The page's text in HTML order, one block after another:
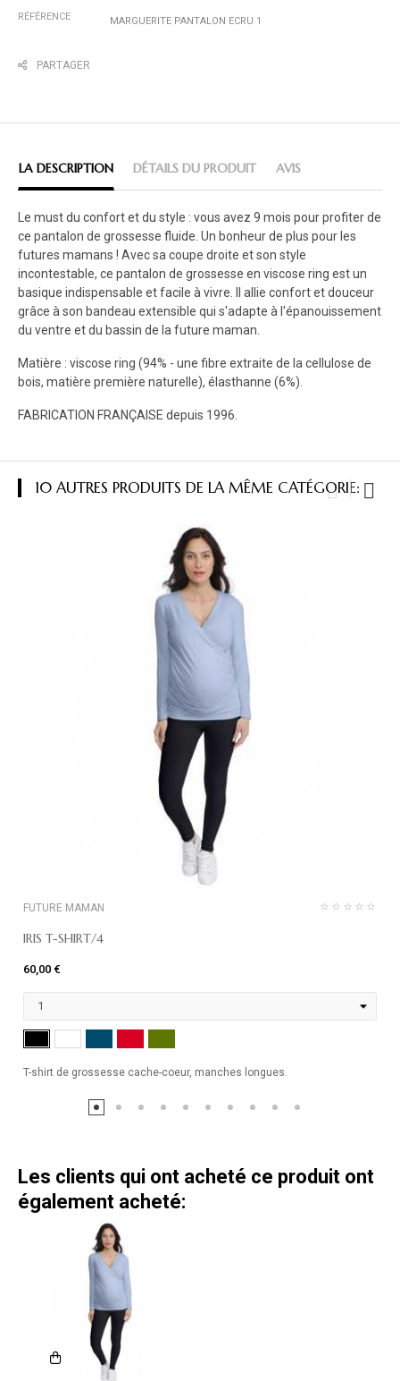
RÉFÉRENCE MARGUERITE PANTALON ECRU 1
PARTAGER
LA DESCRIPTION DÉTAILS DU PRODUIT AVIS
Le must du confort et du style : vous avez 9 mois pour profiter de
ce pantalon de grossesse fluide. Un bonheur de plus pour les
futures mamans ! Avec sa coupe droite et son style
incontestable, ce pantalon de grossesse en viscose ring est un
basique indispensable et facile à vivre. Il allie confort et douceur
grâce à son bandeau extensible qui s'adapte à l'épanouissement
du ventre et du bassin de la future maman.
Matière : viscose ring (94% - une fibre extraite de la cellulose de
bois, matière première naturelle), élasthanne (6%).
FABRICATION FRANÇAISE depuis 1996.
10 AUTRES PRODUITS DE LA MÊME CATÉGORIE:
FUTURE MAMAN
IRIS T-SHIRT/4
60,00 €
T-shirt de grossesse cache-coeur, manches longues.
Les clients qui ont acheté ce produit ont
également acheté: